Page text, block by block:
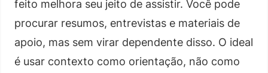
feito melhora seu jeito de assistir. Você pode
procurar resumos, entrevistas e materiais de
apoio, mas sem virar dependente disso. O ideal
é usar contexto como orientação, não como